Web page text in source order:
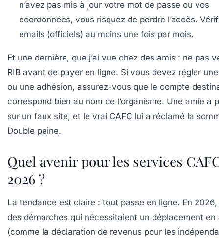
n’avez pas mis à jour votre mot de passe ou vos
coordonnées, vous risquez de perdre l’accès.
emails (officiels) au moins une fois par mois.
Et une dernière, que j’ai vue chez des amis : ne pas
RIB avant de payer en ligne. Si vous devez régler
ou une adhésion, assurez-vous que le compte
correspond bien au nom de l’organisme. Une amie a
sur un faux site, et le vrai CAFC lui a réclamé la
Double peine.
Quel avenir pour les services
2026 ?
La tendance est claire : tout passe en ligne. En
des démarches qui nécessitaient un déplacement en
(comme la déclaration de revenus pour les